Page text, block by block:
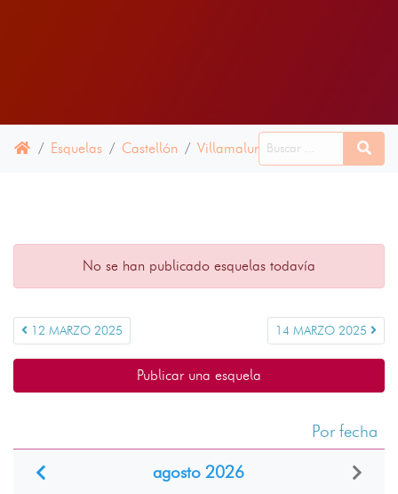
Esquelas Castellón Villamalur 13 MARZO 2025
No se han publicado esquelas todavía
12 MARZO 2025 14 MARZO 2025
Publicar una esquela
Por fecha
agosto 2026